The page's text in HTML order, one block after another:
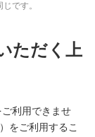
です。
ただく上
利用できませ
をご利用するこ